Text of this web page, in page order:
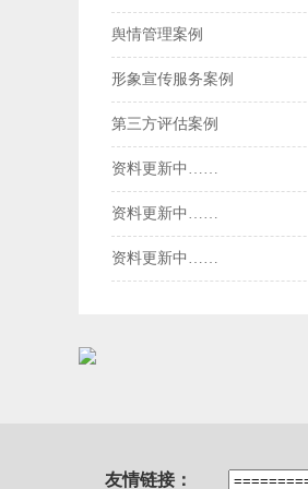
舆情管理案例
形象宣传服务案例
第三方评估案例
资料更新中……
资料更新中……
资料更新中……
友情链接：